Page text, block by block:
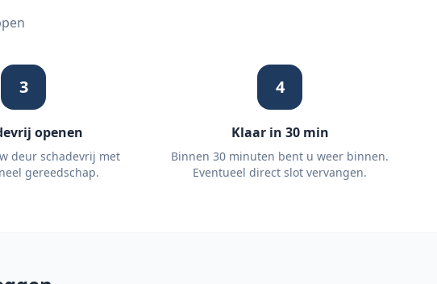
3
openen
deur schadevrij met
gereedschap.
4
Klaar in 30 min
Binnen 30 minuten bent u weer binnen.
Eventueel direct slot vervangen.